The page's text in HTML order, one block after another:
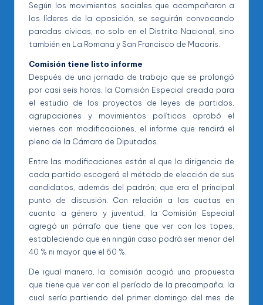
Según los movimientos sociales que acompañaron a
los líderes de la oposición, se seguirán convocando
paradas cívicas, no solo en el Distrito Nacional, sino
también en La Romana y San Francisco de Macorís.
Comisión tiene listo informe
Después de una jornada de trabajo que se prolongó
por casi seis horas, la Comisión Especial creada para
el estudio de los proyectos de leyes de partidos,
agrupaciones y movimientos políticos aprobó el
viernes con modificaciones, el informe que rendirá el
pleno de la Cámara de Diputados.
Entre las modificaciones están el que la dirigencia de
cada partido escogerá el método de elección de sus
candidatos, además del padrón; que era el principal
punto de discusión. Con relación a las cuotas en
cuanto a género y juventud, la Comisión Especial
agregó un párrafo que tiene que ver con los topes,
estableciendo que en ningún caso podrá ser menor del
40 % ni mayor que el 60 %.
De igual manera, la comisión acogió una propuesta
que tiene que ver con el período de la precampaña, la
cual sería partiendo del primer domingo del mes de